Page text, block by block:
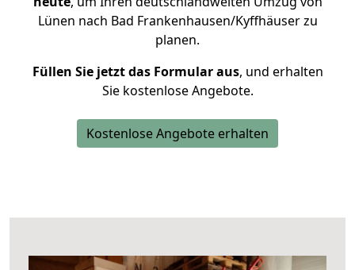
Lünen nach Bad Frankenhausen/Kyffhäuser zu
planen.
Füllen Sie jetzt das Formular aus, und erhalten
Sie kostenlose Angebote.
Kostenlose Angebote erhalten